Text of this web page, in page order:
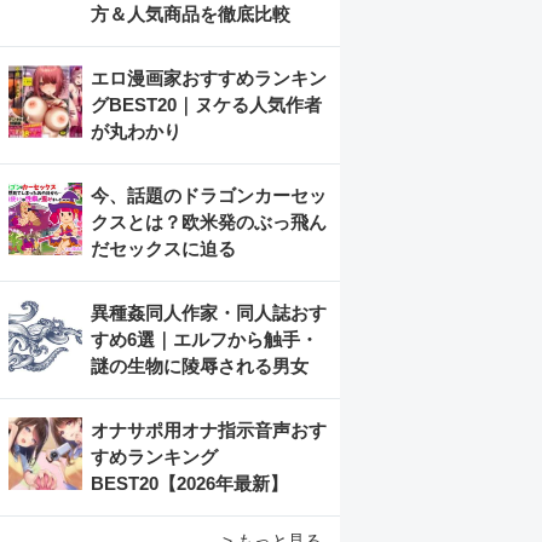
方＆人気商品を徹底比較
エロ漫画家おすすめランキン
グBEST20｜ヌケる人気作者
が丸わかり
今、話題のドラゴンカーセッ
クスとは？欧米発のぶっ飛ん
だセックスに迫る
異種姦同人作家・同人誌おす
すめ6選｜エルフから触手・
謎の生物に陵辱される男女
オナサポ用オナ指示音声おす
すめランキング
BEST20【2026年最新】